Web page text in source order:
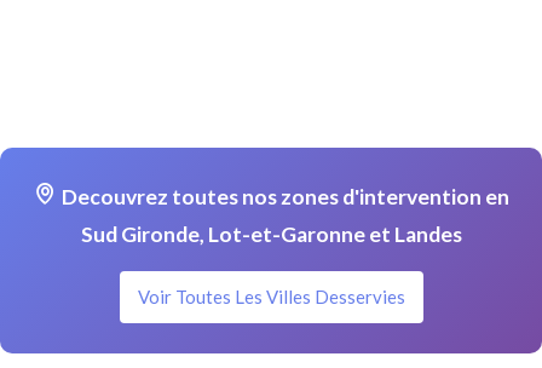
Decouvrez toutes nos zones d'intervention en
Sud Gironde, Lot-et-Garonne et Landes
Voir Toutes Les Villes Desservies